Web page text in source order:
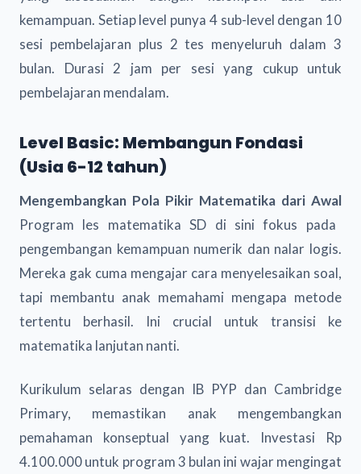
kemampuan. Setiap level punya 4 sub-level dengan 10
sesi pembelajaran plus 2 tes menyeluruh dalam 3
bulan. Durasi 2 jam per sesi yang cukup untuk
pembelajaran mendalam.
Level Basic: Membangun Fondasi
(Usia 6-12 tahun)
Mengembangkan Pola Pikir Matematika dari Awal
Program les matematika SD di sini fokus pada
pengembangan kemampuan numerik dan nalar logis.
Mereka gak cuma mengajar cara menyelesaikan soal,
tapi membantu anak memahami mengapa metode
tertentu berhasil. Ini crucial untuk transisi ke
matematika lanjutan nanti.
Kurikulum selaras dengan IB PYP dan Cambridge
Primary, memastikan anak mengembangkan
pemahaman konseptual yang kuat. Investasi Rp
4.100.000 untuk program 3 bulan ini wajar mengingat